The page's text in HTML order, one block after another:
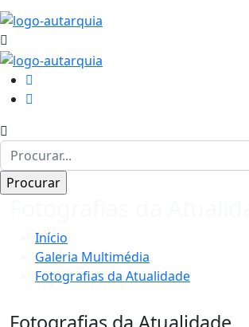
Início
Galeria Multimédia
Fotografias da Atualidade